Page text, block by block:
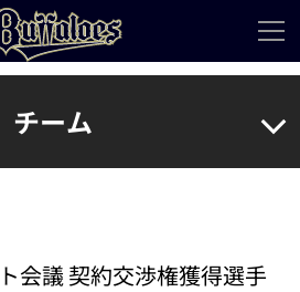
チーム
会議 契約交渉権獲得選手